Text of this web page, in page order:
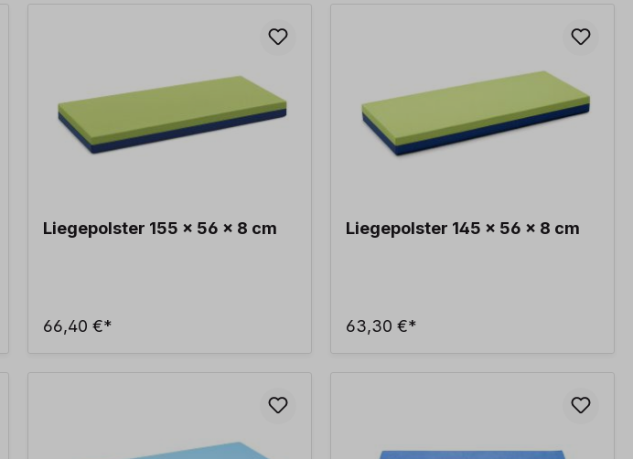
Liegepolster 155 x 56 x 8 cm
66,40 €*
Liegepolster 145 x 56 x 8 cm
63,30 €*